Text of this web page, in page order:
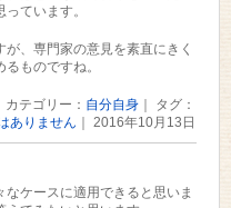
ています。
、専門家の意見を素直にきく
ものですね。
カテゴリー： 自分自身｜ タグ：
ありません ｜ 2016年10月13日
ケースに適用できると思いま